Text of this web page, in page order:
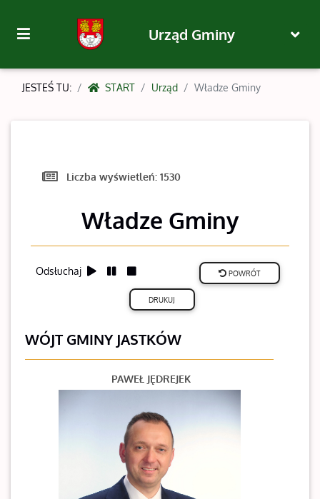
Urząd Gminy
JESTEŚ TU: START Urząd Władze Gminy
Liczba wyświetleń: 1530
Władze Gminy
Odsłuchaj POWRÓT
WÓJT GMINY JASTKÓW
PAWEŁ JĘDREJEK